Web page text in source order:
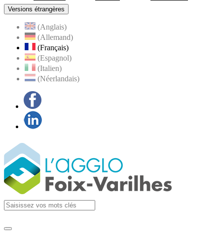
Versions étrangères
(Anglais)
(Allemand)
(Français)
(Espagnol)
(Italien)
(Néerlandais)
Agglo Foix-Varilhes